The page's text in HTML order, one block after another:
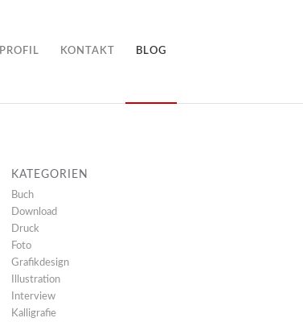
PROFIL KONTAKT BLOG
KATEGORIEN
Buch
Download
Druck
Foto
Grafikdesign
Illustration
Interview
Kalligrafie